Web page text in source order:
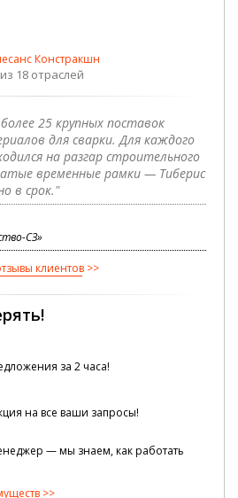
Констракшн
18 отраслей
25 крупных поставок
для сварки. Для каждого
на разгар строительного
временные рамки — Тиберис
в срок."
СЗ»
клиентов
за 2 часа!
на все ваши запросы!
— мы знаем, как работать